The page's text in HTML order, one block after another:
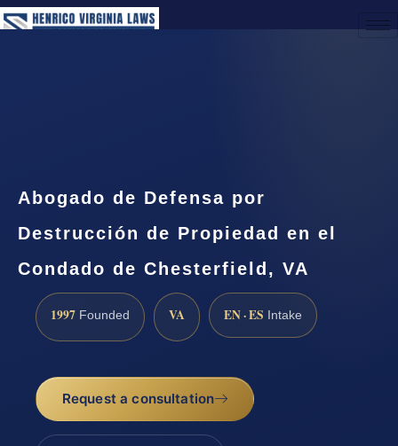
Abogado de Defensa por
Destrucción de Propiedad en el
Condado de Chesterfield, VA
1997 Founded VA EN · ES Intake
Request a consultation